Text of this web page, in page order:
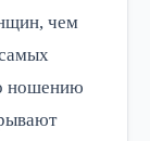
чем
ношению